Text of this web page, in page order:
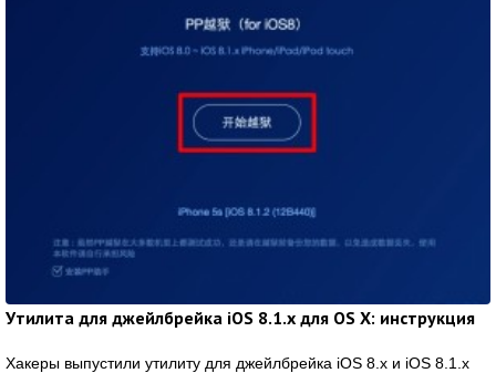
Утилита для джейлбрейка iOS 8.1.x для OS X: инструкция
Хакеры выпустили утилиту для джейлбрейка iOS 8.x и iOS 8.1.x